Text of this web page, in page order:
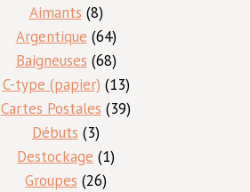
produits
Aimants 88
produits
Argentique 6464
produits
Baigneuses 6868
produits
C-type (papier) 1313
produits
Cartes Postales 3939
Débuts 33
produits
Destockage 11
Groupes 2626